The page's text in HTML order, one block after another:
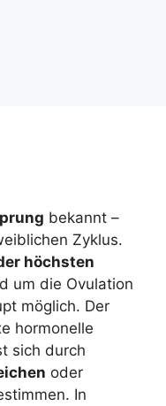
bekannt –
Zyklus.
höchsten
um die Ovulation
möglich. Der
hormonelle
sich durch
oder
In